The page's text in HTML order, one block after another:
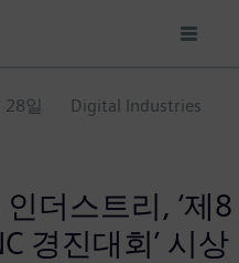
일
Digital Industries
더스트리, ‘제8
경진대회’ 시상